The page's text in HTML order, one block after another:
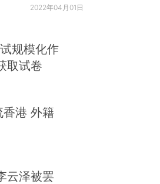
2022年04月01日
规模化作
取试卷
港 外籍
云泽被罢